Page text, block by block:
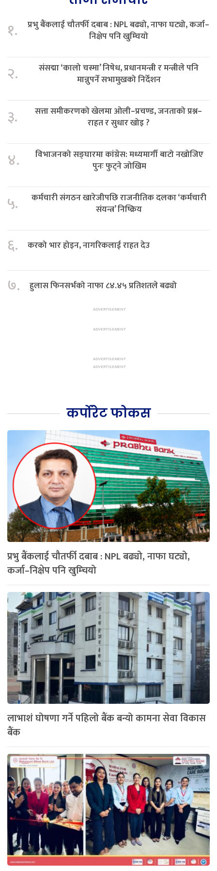
१.
प्रभु बैंकलाई चौतर्फी दबाब : NPL बढ्यो, नाफा घट्यो, कर्जा–
निक्षेप पनि खुम्चियो
२.
संसद्मा ‘कालो चस्मा’ निषेध, प्रधानमन्त्री र मन्त्रीले पनि
मान्नुपर्ने सभामुखको निर्देशन
३.
सत्ता समीकरणको खेलमा ओली–प्रचण्ड, जनताको प्रश्न–
राहत र सुधार खोइ ?
४.
विभाजनको सङ्घारमा कांग्रेस: मध्यमार्गी बाटो नखोजिए
पुनः फुट्ने जोखिम
५.
कर्मचारी संगठन खारेजीपछि राजनीतिक दलका ‘कर्मचारी
संयन्त्र’ निष्क्रिय
६. करको भार होइन, नागरिकलाई राहत देउ
७. हुलास फिनसर्भको नाफा ८४.४५ प्रतिशतले बढ्यो
कर्पोरेट फोकस
प्रभु बैंकलाई चौतर्फी दबाब : NPL बढ्यो, नाफा घट्यो,
कर्जा–निक्षेप पनि खुम्चियो
लाभाशं घोषणा गर्ने पहिलो बैंक बन्यो कामना सेवा विकास
बैंक